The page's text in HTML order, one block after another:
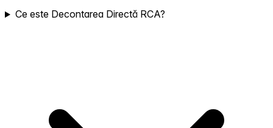
Ce este Decontarea Directă RCA?